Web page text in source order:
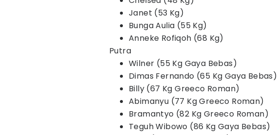
Janet (53 Kg)
Bunga Aulia (55 Kg)
Anneke Rofiqoh (68 Kg)
Putra
Wilner (55 Kg Gaya Bebas)
Dimas Fernando (65 Kg Gaya Bebas)
Billy (67 Kg Greeco Roman)
Abimanyu (77 Kg Greeco Roman)
Bramantyo (82 Kg Greeco Roman)
Teguh Wibowo (86 Kg Gaya Bebas)